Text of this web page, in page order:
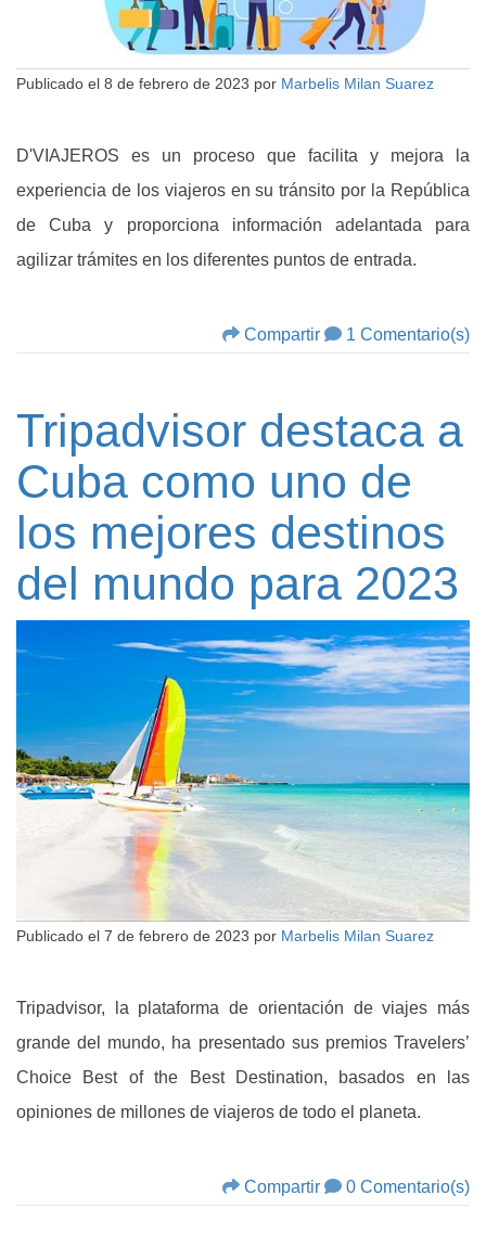
Publicado el 8 de febrero de 2023 por Marbelis Milan Suarez
D'VIAJEROS es un proceso que facilita y mejora la
experiencia de los viajeros en su tránsito por la República
de Cuba y proporciona información adelantada para
agilizar trámites en los diferentes puntos de entrada.
Compartir 1 Comentario(s)
Tripadvisor destaca a
Cuba como uno de
los mejores destinos
del mundo para 2023
Publicado el 7 de febrero de 2023 por Marbelis Milan Suarez
Tripadvisor, la plataforma de orientación de viajes más
grande del mundo, ha presentado sus premios Travelers’
Choice Best of the Best Destination, basados en las
opiniones de millones de viajeros de todo el planeta.
Compartir 0 Comentario(s)